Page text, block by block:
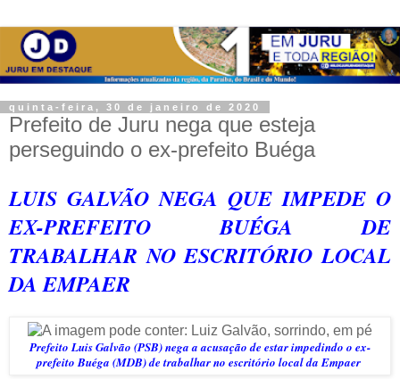
quinta-feira, 30 de janeiro de 2020
Prefeito de Juru nega que esteja
perseguindo o ex-prefeito Buéga
LUIS GALVÃO NEGA QUE IMPEDE O
EX-PREFEITO BUÉGA DE
TRABALHAR NO ESCRITÓRIO LOCAL
DA EMPAER
Prefeito Luis Galvão (PSB) nega a acusação de estar impedindo o ex-
prefeito Buéga (MDB) de trabalhar no escritório local da Empaer